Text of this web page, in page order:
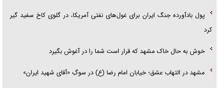
پول بادآورده جنگ ایران برای غول‌های نفتی آمریکا، در گلوی کاخ سفید گیر
کرد
خوش به حال خاک مشهد که قرار است شما را در آغوش بگیرد
مشهد در التهاب عشق؛ خیابان امام رضا (ع) در سوگِ «آقای شهید ایران»